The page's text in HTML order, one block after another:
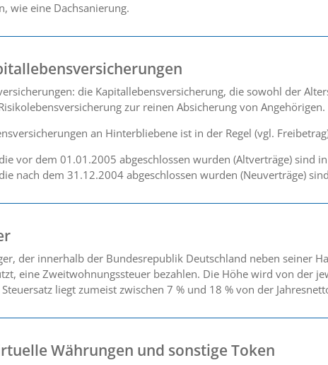
wie eine Dachsanierung.
die Kapitallebensversicherung, die sowohl der
zur reinen Absicherung von Angehörigen.
an Hinterbliebene ist in der Regel (vgl.
vor dem 01.01.2005 abgeschlossen wurden (Altverträge) sind
nach dem 31.12.2004 abgeschlossen wurden (Neuverträge)
der innerhalb der Bundesrepublik Deutschland neben seiner
eine Zweitwohnungssteuer bezahlen. Die Höhe wird von der
liegt zumeist zwischen 7 % und 18 % von der
Währungen und sonstige Token